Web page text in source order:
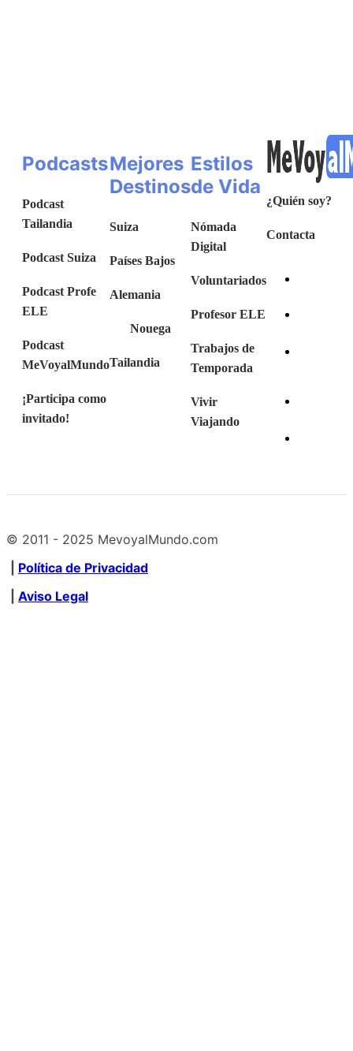
Podcasts
Podcast
Tailandia
Podcast Suiza
Podcast Profe
ELE
Podcast
MeVoyalMundo
¡Participa como
invitado!
Mejores
Destinos
Suiza
Países Bajos
Alemania
Nouega
Tailandia
Estilos
de Vida
Nómada
Digital
Voluntariados
Profesor ELE
Trabajos de
Temporada
Vivir
Viajando
¿Quién soy?
Contacta
© 2011 - 2025 MevoyalMundo.com
Política de Privacidad
Aviso Legal